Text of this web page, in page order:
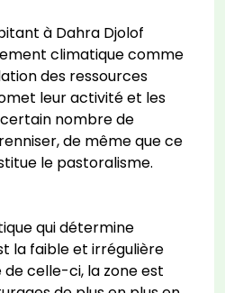
à Dahra Djolof
climatique comme
des ressources
leur activité et les
nombre de
de même que ce
le pastoralisme.
qui détermine
la faible et irrégulière
celle-ci, la zone est